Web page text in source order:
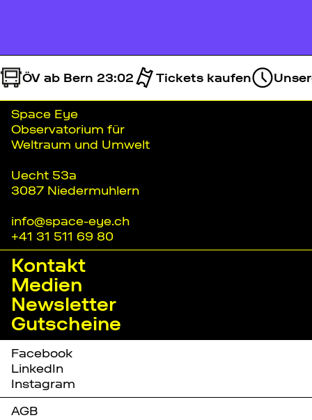
ÖV ab Bern 23:02 Tickets kaufen
Space Eye
Observatorium für
Weltraum und Umwelt
Uecht 53a
3087 Niedermuhlern
info@space-eye.ch
+41 31 511 69 80
Kontakt
Medien
Newsletter
Gutscheine
Facebook
LinkedIn
Instagram
AGB